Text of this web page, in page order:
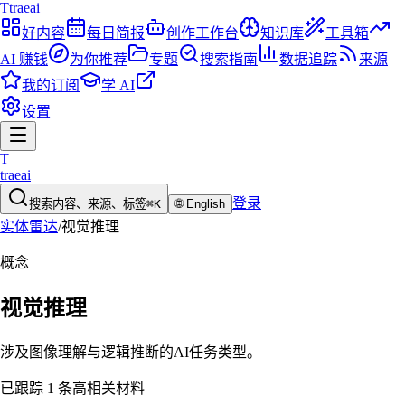
Ttraeai
好内容
每日简报 创作工作台 知识库
工具箱
AI 赚钱
为你推荐 专题 搜索指南 数据追踪
来源
我的订阅
学 AI
设置
T
traeai
搜索内容、来源、标签⌘K 🌐 English 登录
实体雷达/视觉推理
概念
视觉推理
涉及图像理解与逻辑推断的AI任务类型。
已跟踪 1 条高相关材料